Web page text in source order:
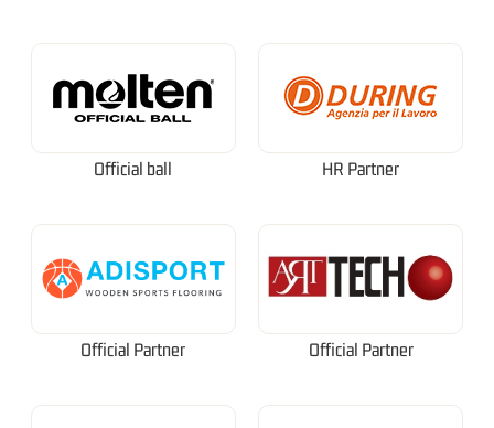
Official ball HR Partner
Official Partner Official Partner